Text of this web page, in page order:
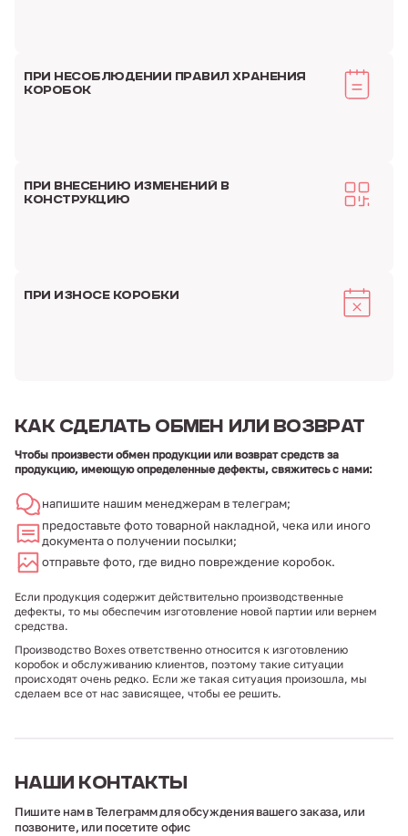
ПРИ НЕСОБЛЮДЕНИИ
ПРАВИЛ ХРАНЕНИЯ
КОРОБОК
ПРИ ВНЕСЕНИЮ ИЗМЕНЕНИЙ
В
КОНСТРУКЦИЮ
ПРИ ИЗНОСЕ КОРОБКИ
КАК СДЕЛАТЬ ОБМЕН ИЛИ ВОЗВРАТ
Чтобы произвести обмен продукции или возврат средств за
продукцию, имеющую определенные дефекты, свяжитесь с нами:
напишите нашим менеджерам в телеграм;
предоставьте фото товарной накладной, чека или иного
документа о получении посылки;
отправьте фото, где видно повреждение коробок.
Если продукция содержит действительно производственные
дефекты, то мы обеспечим изготовление новой партии или вернем
средства.
Производство Boxes ответственно относится к изготовлению
коробок и обслуживанию клиентов, поэтому такие ситуации
происходят очень редко. Если же такая ситуация произошла, мы
сделаем все от нас зависящее, чтобы ее решить.
НАШИ КОНТАКТЫ
Пишите нам в Телеграмм для обсуждения вашего заказа, или
позвоните, или посетите офис